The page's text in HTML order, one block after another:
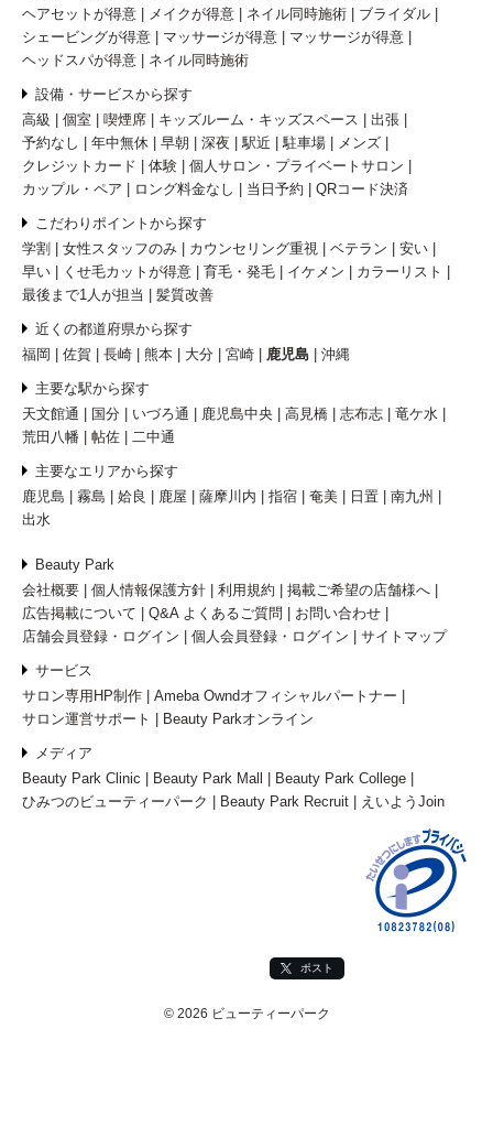
ヘアセットが得意
メイクが得意 ネイル同時施術
ブライダル
シェービングが得意
マッサージが得意
マッサージが得意
ヘッドスパが得意
ネイル同時施術
設備・サービスから探す
高級
個室 喫煙席 キッズルーム・キッズスペース
出張
予約なし
年中無休 早朝 深夜 駅近 駐車場
メンズ
クレジットカード
体験
個人サロン・プライベートサロン
カップル・ペア
ロング料金なし 当日予約 QRコード決済
こだわりポイントから探す
学割
女性スタッフのみ カウンセリング重視 ベテラン
安い
早い
くせ毛カットが得意 育毛・発毛 イケメン
カラーリスト
最後まで1人が担当
髪質改善
近くの都道府県から探す
福岡
佐賀 長崎 熊本 大分 宮崎 鹿児島 沖縄
主要な駅から探す
天文館通
国分 いづろ通 鹿児島中央 高見橋 志布志
竜ケ水
荒田八幡
帖佐 二中通
主要なエリアから探す
鹿児島
霧島 姶良 鹿屋 薩摩川内 指宿 奄美 日置
南九州
出水
Beauty Park
会社概要
個人情報保護方針 利用規約
掲載ご希望の店舗様へ
広告掲載について
Q&A よくあるご質問
お問い合わせ
店舗会員登録・ログイン
個人会員登録・ログイン サイトマップ
サービス
サロン専用HP制作
Ameba Owndオフィシャルパートナー
サロン運営サポート
Beauty Parkオンライン
メディア
Beauty Park Clinic
Beauty Park Mall
Beauty Park College
ひみつのビューティーパーク
Beauty Park Recruit えいようJoin
ポスト
© 2026 ビューティーパーク